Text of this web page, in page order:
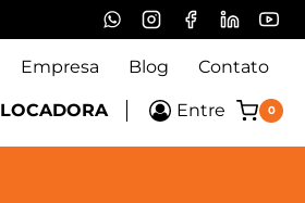
Empresa Blog Contato
LOCADORA Entre 0